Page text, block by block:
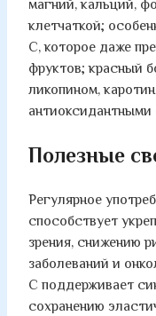
магний, кальций,
клетчаткой;
C, которое даже
фруктов; красный
ликопином,
антиоксидантными
Полезные
Регулярное
способствует
зрения, снижению
заболеваний и
C поддерживает
сохранению